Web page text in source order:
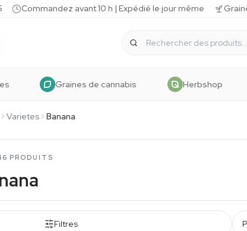
Commandez avant 10 h | Expédié le jour même
Graines de cannabis Herbshop
Varietes Banana
PRODUITS
Filtres